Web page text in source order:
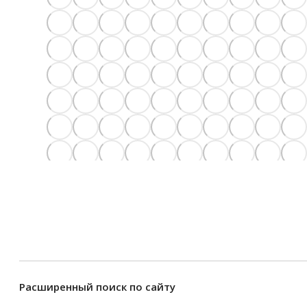
Расширенный поиск по сайту